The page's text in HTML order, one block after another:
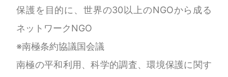
保護を目的に、世界の30以上のNGOから成る
ネットワークNGO
※南極条約協議国会議
南極の平和利用、科学的調査、環境保護に関す